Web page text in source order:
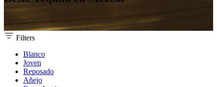
Filters
Blanco
Joven
Reposado
Añejo